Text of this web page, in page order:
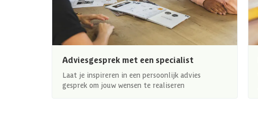
Adviesgesprek met een specialist
Laat je inspireren in een persoonlijk advies
gesprek om jouw wensen te realiseren